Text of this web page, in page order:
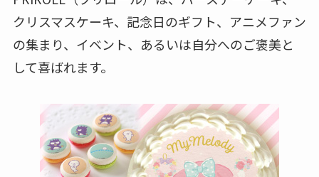
クリスマスケーキ、記念日のギフト、アニメファン
の集まり、イベント、あるいは自分へのご褒美と
して喜ばれます。